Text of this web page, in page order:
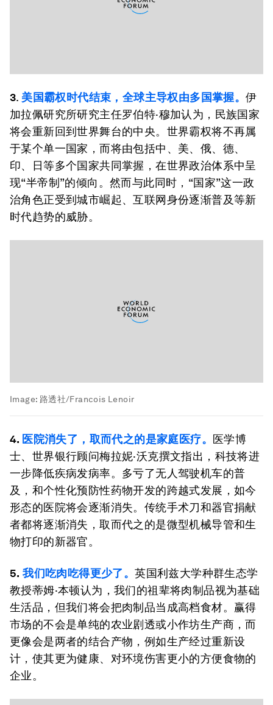
3. 美国霸权时代结束，全球主导权由多国掌握。伊
加拉佩研究所研究主任罗伯特·穆加认为，民族国家
将会重新回到世界舞台的中央。世界霸权将不再属
于某个单一国家，而将由包括中、美、俄、德、
印、日等多个国家共同掌握，在世界政治体系中呈
现“半帝制”的倾向。然而与此同时，“国家”这一政
治角色正受到城市崛起、互联网身份逐渐普及等新
时代趋势的威胁。
Image: 路透社/Francois Lenoir
4. 医院消失了，取而代之的是家庭医疗。 医学博
士、世界银行顾问梅拉妮·沃克撰文指出，科技将进
一步降低疾病发病率。多亏了无人驾驶机车的普
及，和个性化预防性药物开发的跨越式发展，如今
形态的医院将会逐渐消失。传统手术刀和器官捐献
者都将逐渐消失，取而代之的是微型机械导管和生
物打印的新器官。
5. 我们吃肉吃得更少了。英国利兹大学种群生态学
教授蒂姆·本顿认为，我们的祖辈将肉制品视为基础
生活品，但我们将会把肉制品当成高档食材。赢得
市场的不会是单纯的农业剧透或小作坊生产商，而
更像会是两者的结合产物，例如生产经过重新设
计，使其更为健康、对环境伤害更小的方便食物的
企业。